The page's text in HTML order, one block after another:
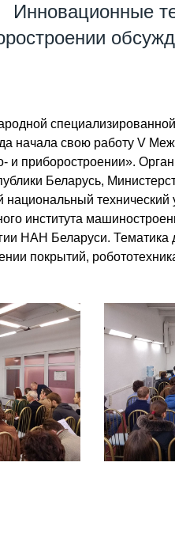
Инновационные
начала свою работу V
и приборостроении».
Беларусь,
национальный
института
НАН Беларуси.
покрытий,